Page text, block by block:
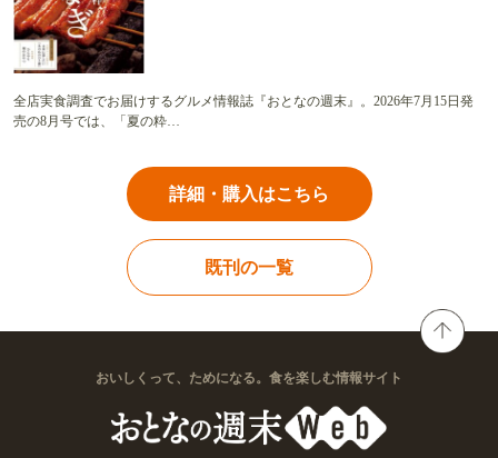
全店実食調査でお届けするグルメ情報誌『おとなの週末』。2026年7月15日発
売の8月号では、「夏の粋…
詳細・購入はこちら
既刊の一覧
おいしくって、ためになる。食を楽しむ情報サイト